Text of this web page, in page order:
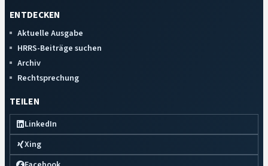
ENTDECKEN
Aktuelle Ausgabe
HRRS-Beiträge suchen
Archiv
Rechtsprechung
TEILEN
LinkedIn
Xing